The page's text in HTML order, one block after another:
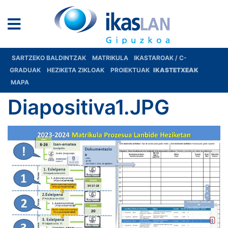
SARTZEKO BALDINTZAK MATRIKULA
IKASTAROAK / C-
GRADUAK
HEZIKETA ZIKLOAK PROIEKTUAK IKASTETXEAK
MAPA
Diapositiva1.JPG